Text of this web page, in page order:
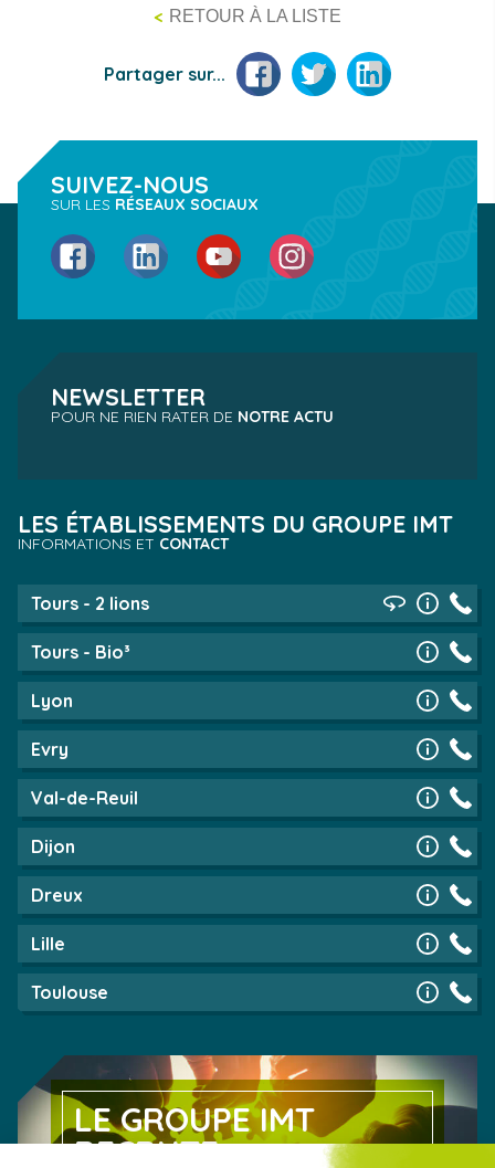
< RETOUR À LA LISTE
Partager sur... FacebookTwitter LinkedIn
SUIVEZ-NOUS
SUR LES RÉSEAUX SOCIAUX
FacebookLinkedIn YouTube Instagram
NEWSLETTER
POUR NE RIEN RATER DE NOTRE ACTU
LES ÉTABLISSEMENTS DU GROUPE IMT
INFORMATIONS ET CONTACT
Tours - 2 lions
Tours - Bio³
Lyon
Evry
Val-de-Reuil
Dijon
Dreux
Lille
Toulouse
LE GROUPE IMT
RECRUTE